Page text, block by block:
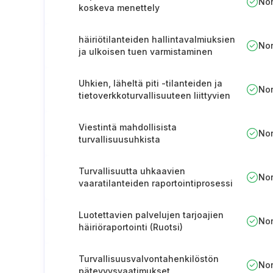
koskeva menettely
häiriötilanteiden hallintavalmiuksien
ja ulkoisen tuen varmistaminen
Uhkien, läheltä piti -tilanteiden ja
tietoverkkoturvallisuuteen liittyvien
Viestintä mahdollisista
turvallisuusuhkista
Turvallisuutta uhkaavien
vaaratilanteiden raportointiprosessi
Luotettavien palvelujen tarjoajien
häiriöraportointi (Ruotsi)
Turvallisuusvalvontahenkilöstön
pätevyysvaatimukset